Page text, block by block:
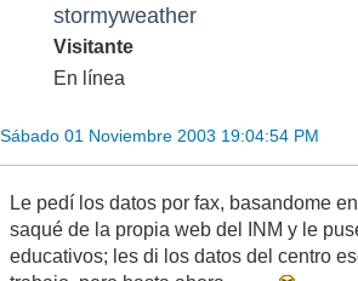
stormyweather
Visitante
En línea
Sábado 01 Noviembre 2003 19:04:54 PM
Le pedí los datos por fax, basandome
saqué de la propia web del INM y le
educativos; les di los datos del centro